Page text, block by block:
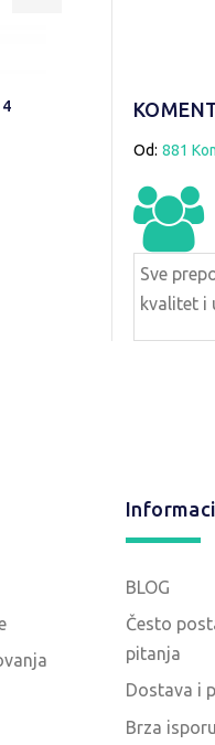
NAOČARE
Od: 881
Sve
kvalitet i
BLOG
Često
pitanja
Dostava i
Brza